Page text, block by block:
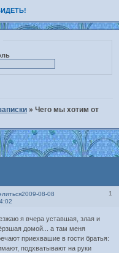
»Чего мы хотим от
1
2009-08-08
я вчера уставшая, злая и
домой... а там меня
приехвашие в гости братья:
подхватывают на руки